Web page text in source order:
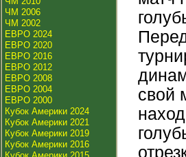
ЧМ 2006
ЧМ 2002
ЕВРО 2024
ЕВРО 2020
ЕВРО 2016
ЕВРО 2012
ЕВРО 2008
ЕВРО 2004
ЕВРО 2000
Кубок Америки 2024
Кубок Америки 2021
Кубок Америки 2019
Кубок Америки 2016
свой